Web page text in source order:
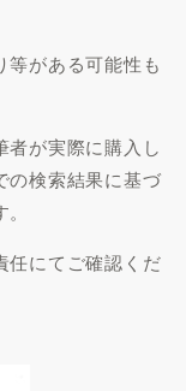
等がある可能性も
者が実際に購入し
の検索結果に基づ
任にてご確認くだ